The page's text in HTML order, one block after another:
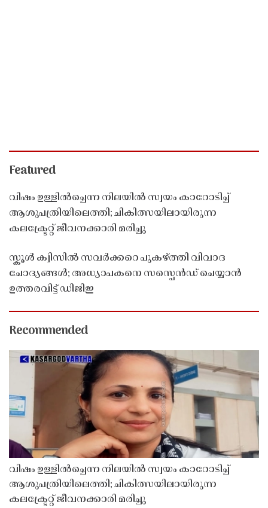
Featured
വിഷം ഉള്ളിൽച്ചെന്ന നിലയിൽ സ്വയം കാറോടിച്ച്
ആശുപത്രിയിലെത്തി; ചികിത്സയിലായിരുന്ന
കലക്ട്രേറ്റ് ജീവനക്കാരി മരിച്ചു
സ്കൂൾ ക്വിസിൽ സവർക്കറെ പുകഴ്ത്തി വിവാദ
ചോദ്യങ്ങൾ; അധ്യാപകനെ സസ്പെൻഡ് ചെയ്യാൻ
ഉത്തരവിട്ട് ഡിജിഇ
Recommended
വിഷം ഉള്ളിൽച്ചെന്ന നിലയിൽ സ്വയം കാറോടിച്ച്
ആശുപത്രിയിലെത്തി; ചികിത്സയിലായിരുന്ന
കലക്ട്രേറ്റ് ജീവനക്കാരി മരിച്ചു